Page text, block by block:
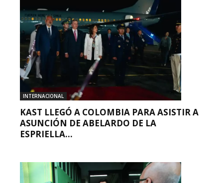
INTERNACIONAL
KAST LLEGÓ A COLOMBIA PARA ASISTIR A
ASUNCIÓN DE ABELARDO DE LA
ESPRIELLA...